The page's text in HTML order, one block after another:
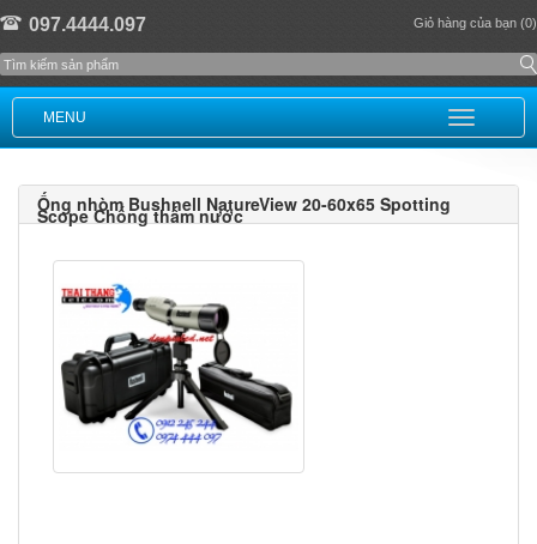
097.4444.097 Giỏ hàng của bạn (0)
MENU
Ống nhòm Bushnell NatureView 20-60x65 Spotting
Scope Chống thấm nước